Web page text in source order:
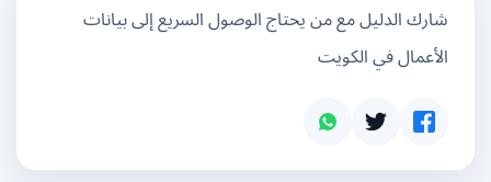
شارك الدليل مع من يحتاج الوصول السريع إلى بيانات
الأعمال في الكويت